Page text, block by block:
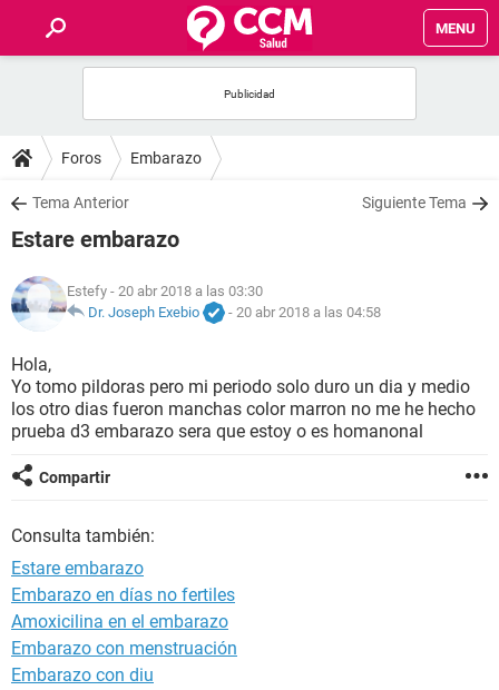
MENU
FOROS
SALUD
NUTRICIÓN
BIENESTAR
SEXUALIDAD
GLOSARIO
Foros Embarazo
Tema Anterior Siguiente Tema
Estare embarazo
Estefy - 20 abr 2018 a las 03:30
Dr. Joseph Exebio
- 20 abr 2018 a las 04:58
Hola,
Yo tomo pildoras pero mi periodo solo duro un dia y medio
los otro dias fueron manchas color marron no me he hecho
prueba d3 embarazo sera que estoy o es homanonal
Compartir
Consulta también:
Estare embarazo
Embarazo en días no fertiles
Amoxicilina en el embarazo
Embarazo con menstruación
Embarazo con diu